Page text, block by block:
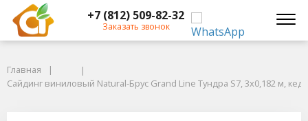
+7 (812) 509-82-32
Заказать звонок
Сайдинг виниловый Natural-Брус Grand Line Тундра S7, 3х0,182 м, кедр
Сайдинг виниловый Natural-Брус
Главная
Сайдинг виниловый Natural-Брус Grand Line Тундра S7, 3х0,182 м, кедр